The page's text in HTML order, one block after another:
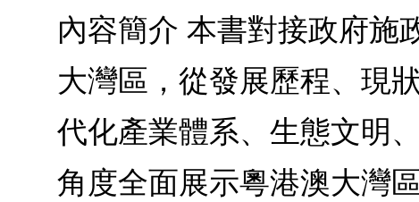
內容簡介 本書對接政府施
大灣區，從發展歷程、現
代化產業體系、生態文明
角度全面展示粵港澳大灣